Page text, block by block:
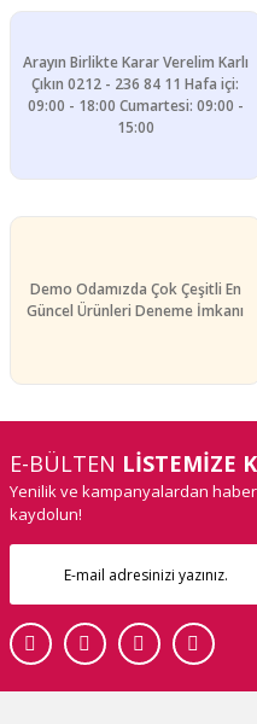
Arayın Birlikte Karar Verelim Karlı
Çıkın 0212 - 236 84 11 Hafa içi:
09:00 - 18:00 Cumartesi: 09:00 -
15:00
Demo Odamızda Çok Çeşitli En
Güncel Ürünleri Deneme İmkanı
E-BÜLTEN LİSTEMİZE
Yenilik ve kampanyalardan
kaydolun!